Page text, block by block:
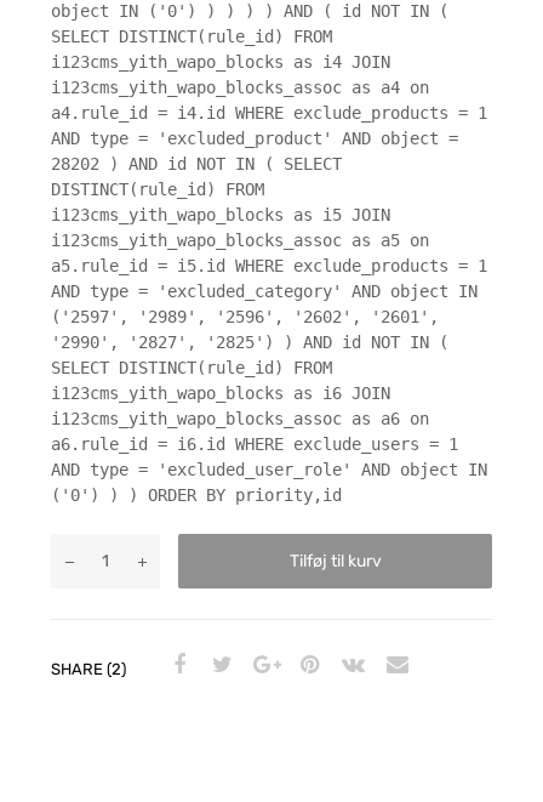
object IN ('0') ) ) ) ) AND ( id NOT IN (
SELECT DISTINCT(rule_id) FROM
i123cms_yith_wapo_blocks as i4 JOIN
i123cms_yith_wapo_blocks_assoc as a4 on
a4.rule_id = i4.id WHERE exclude_products = 1
AND type = 'excluded_product' AND object =
28202 ) AND id NOT IN ( SELECT
DISTINCT(rule_id) FROM
i123cms_yith_wapo_blocks as i5 JOIN
i123cms_yith_wapo_blocks_assoc as a5 on
a5.rule_id = i5.id WHERE exclude_products = 1
AND type = 'excluded_category' AND object IN
('2597', '2989', '2596', '2602', '2601',
'2990', '2827', '2825') ) AND id NOT IN (
SELECT DISTINCT(rule_id) FROM
i123cms_yith_wapo_blocks as i6 JOIN
i123cms_yith_wapo_blocks_assoc as a6 on
a6.rule_id = i6.id WHERE exclude_users = 1
AND type = 'excluded_user_role' AND object IN
('0') ) ) ORDER BY priority,id
Tilføj til kurv
SHARE (2)